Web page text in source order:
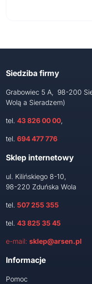
Siedziba firmy
Grabowiec 5 A, 98-200
Wolą a Sieradzem)
tel. 43 826 00 00,
tel. 694 477 776
Sklep internetowy
ul. Kilińskiego 8-10,
98-220 Zduńska Wola
tel. 507 255 355
tel. 43 825 35 45
e-mail: sklep@arsen.pl
Informacje
Pomoc